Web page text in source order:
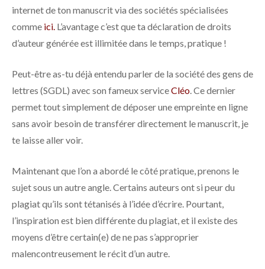
internet de ton manuscrit via des sociétés spécialisées
comme ici. L’avantage c’est que ta déclaration de droits
d’auteur générée est illimitée dans le temps, pratique !
Peut-être as-tu déjà entendu parler de la société des gens de
lettres (SGDL) avec son fameux serviceCléo. Ce dernier
permet tout simplement de déposer une empreinte en ligne
sans avoir besoin de transférer directement le manuscrit, je
te laisse aller voir.
Maintenant que l’on a abordé le côté pratique, prenons le
sujet sous un autre angle. Certains auteurs ont si peur du
plagiat qu’ils sont tétanisés à l’idée d’écrire. Pourtant,
l’inspiration est bien différente du plagiat, et il existe des
moyens d’être certain(e) de ne pas s’approprier
malencontreusement le récit d’un autre.